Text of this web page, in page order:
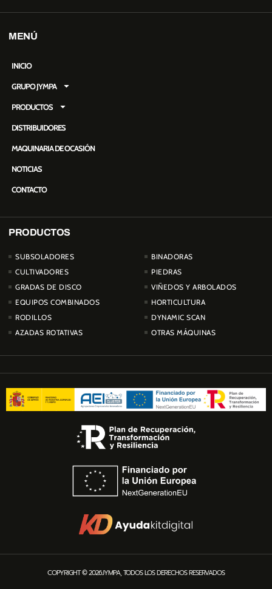
MENÚ
INICIO
GRUPO JYMPA
PRODUCTOS
DISTRIBUIDORES
MAQUINARIA DE OCASIÓN
NOTICIAS
CONTACTO
PRODUCTOS
SUBSOLADORES
CULTIVADORES
GRADAS DE DISCO
EQUIPOS COMBINADOS
RODILLOS
AZADAS ROTATIVAS
BINADORAS
PIEDRAS
VIÑEDOS Y ARBOLADOS
HORTICULTURA
DYNAMIC SCAN
OTRAS MÁQUINAS
COPYRIGHT © 2026JYMPA, TODOS LOS DERECHOS RESERVADOS